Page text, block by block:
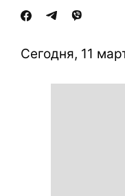
Сегодня, 11